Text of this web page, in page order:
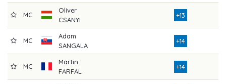
MC
Oliver
CSANYI
+13
MC
Adam
SANGALA
+14
MC
Martin
FARFAL
+14